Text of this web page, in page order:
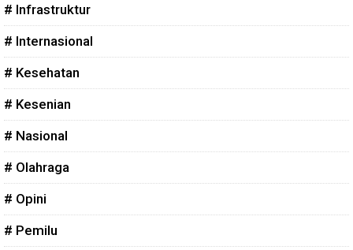
# Infrastruktur
# Internasional
# Kesehatan
# Kesenian
# Nasional
# Olahraga
# Opini
# Pemilu